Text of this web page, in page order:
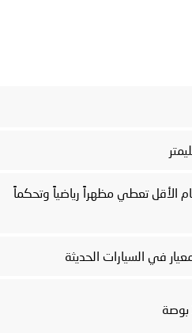
عرض الإطار؛ الأرقام الأقل تعطي مظهراً رياضياً وتحكماً
في السيارات الحديثة